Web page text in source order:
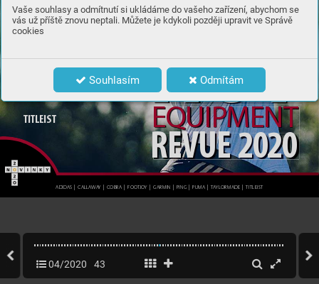
Vaše souhlasy a odmítnutí si ukládáme do vašeho zařízení, abychom se
vás už příště znovu neptali. Můžete je kdykoli později upravit ve Správě
cookies
Souhlasím Odmítám
PING
PUMA
M
TITLEIST HOT
EQUIPMENT
REVUE 2020
ADIDAS | CALLAWAY | COBRA | FOOTJOY | GARMIN | PING | PUMA | TAYLORMADE | TITL EIST
04/2020 43